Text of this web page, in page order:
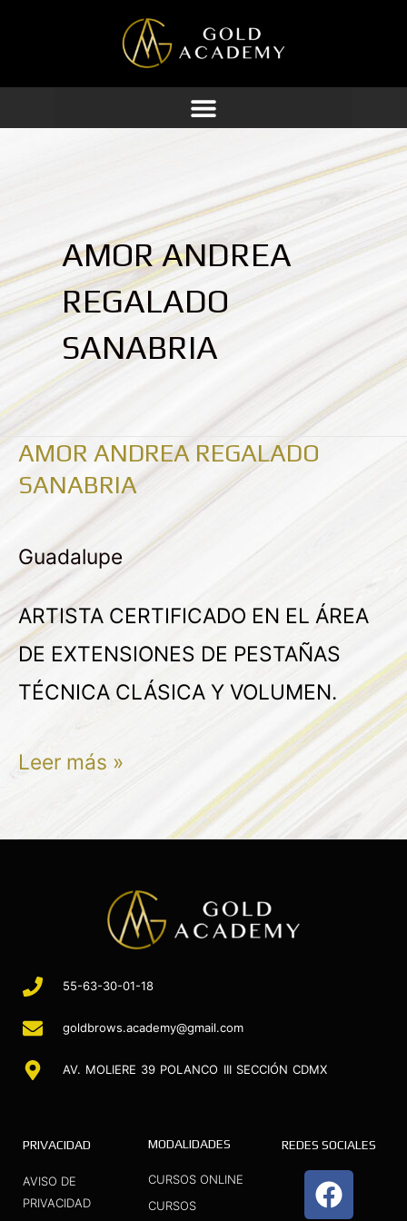
contenido
AMOR ANDREA
REGALADO
SANABRIA
AMOR ANDREA REGALADO
SANABRIA
Guadalupe
ARTISTA CERTIFICADO EN EL ÁREA
DE EXTENSIONES DE PESTAÑAS
TÉCNICA CLÁSICA Y VOLUMEN.
AMOR
ANDREA
REGALADO
SANABRIA
Leer más »
55-63-30-01-18
goldbrows.academy@gmail.com
AV. MOLIERE 39 POLANCO III SECCIÓN CDMX
PRIVACIDAD
AVISO DE
PRIVACIDAD
MODALIDADES
CURSOS ONLINE
CURSOS
REDES SOCIALES
F
a
I
n
Y
o